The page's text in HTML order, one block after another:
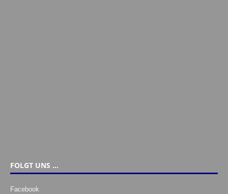
FOLGT UNS …
Facebook